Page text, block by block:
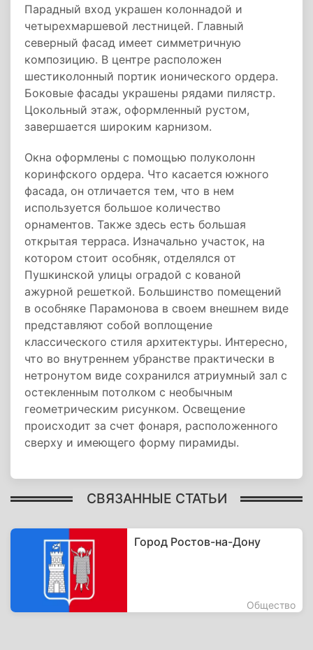
Парадный вход украшен колоннадой и
четырехмаршевой лестницей. Главный
северный фасад имеет симметричную
композицию. В центре расположен
шестиколонный портик ионического ордера.
Боковые фасады украшены рядами пилястр.
Цокольный этаж, оформленный рустом,
завершается широким карнизом.
Окна оформлены с помощью полуколонн
коринфского ордера. Что касается южного
фасада, он отличается тем, что в нем
используется большое количество
орнаментов. Также здесь есть большая
открытая терраса. Изначально участок, на
котором стоит особняк, отделялся от
Пушкинской улицы оградой с кованой
ажурной решеткой. Большинство помещений
в особняке Парамонова в своем внешнем виде
представляют собой воплощение
классического стиля архитектуры. Интересно,
что во внутреннем убранстве практически в
нетронутом виде сохранился атриумный зал с
остекленным потолком с необычным
геометрическим рисунком. Освещение
происходит за счет фонаря, расположенного
сверху и имеющего форму пирамиды.
СВЯЗАННЫЕ СТАТЬИ
Город Ростов-на-Дону
Общество